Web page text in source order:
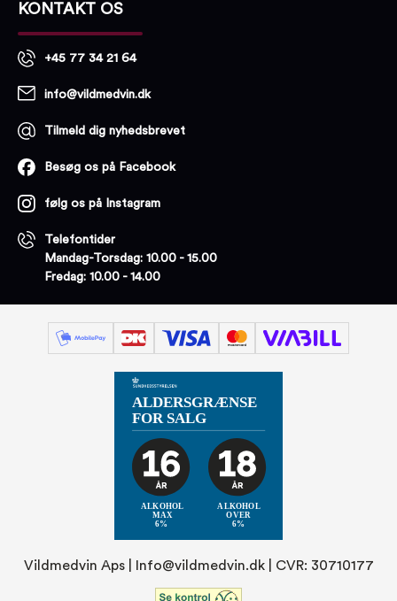
KONTAKT OS
+45 77 34 21 64
info@vildmedvin.dk
Tilmeld dig nyhedsbrevet
Besøg os på Facebook
følg os på Instagram
Telefontider
Mandag-Torsdag: 10.00 - 15.00
Fredag: 10.00 - 14.00
Vildmedvin Aps | Info@vildmedvin.dk| CVR: 30710177